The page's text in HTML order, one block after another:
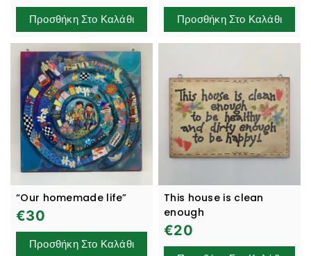
Προσθήκη Στο Καλάθι Προσθήκη Στο Καλάθι
“Our homemade life”
€30
Προσθήκη Στο Καλάθι
This house is clean
enough
€20